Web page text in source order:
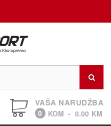
VAŠA NARUDŽBA
0 KOM - 0.00 KM